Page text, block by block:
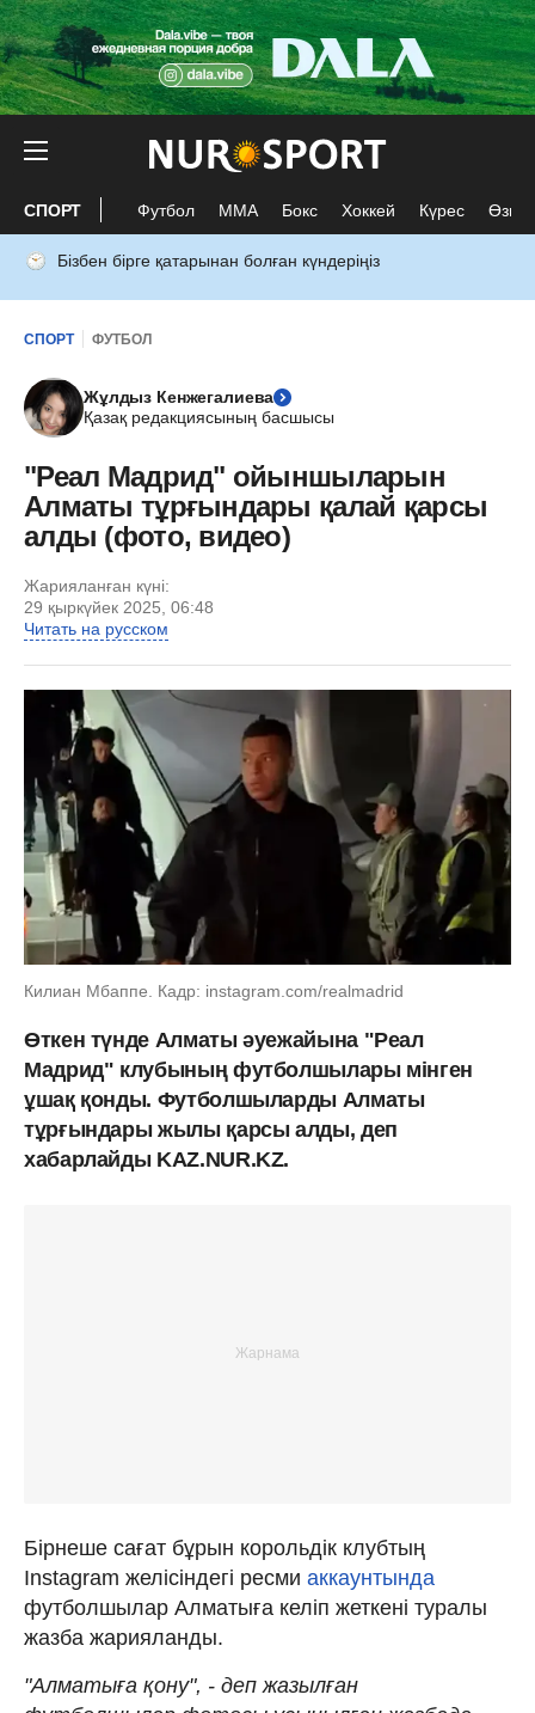
СПОРТ Футбол ММА Бокс Хоккей Күрес Өзге
Бізбен бірге қатарынан болған күндеріңіз
СПОРТ ФУТБОЛ
Жұлдыз Кенжегалиева
Қазақ редакциясының басшысы
"Реал Мадрид" ойыншыларын
Алматы тұрғындары қалай қарсы
алды (фото, видео)
Жарияланған күні:
29 қыркүйек 2025, 06:48
Читать на русском
Килиан Мбаппе. Кадр: instagram.com/realmadrid
Өткен түнде Алматы әуежайына "Реал
Мадрид" клубының футболшылары мінген
ұшақ қонды. Футболшыларды Алматы
тұрғындары жылы қарсы алды, деп
хабарлайды KAZ.NUR.KZ.
Бірнеше сағат бұрын корольдік клубтың
Instagram желісіндегі ресми аккаунтында
футболшылар Алматыға келіп жеткені туралы
жазба жарияланды.
"Алматыға қону", - деп жазылған